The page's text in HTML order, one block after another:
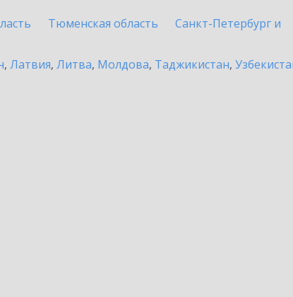
Тюменская область
Санкт-Петербург и
, Латвия, Литва, Молдова, Таджикистан,